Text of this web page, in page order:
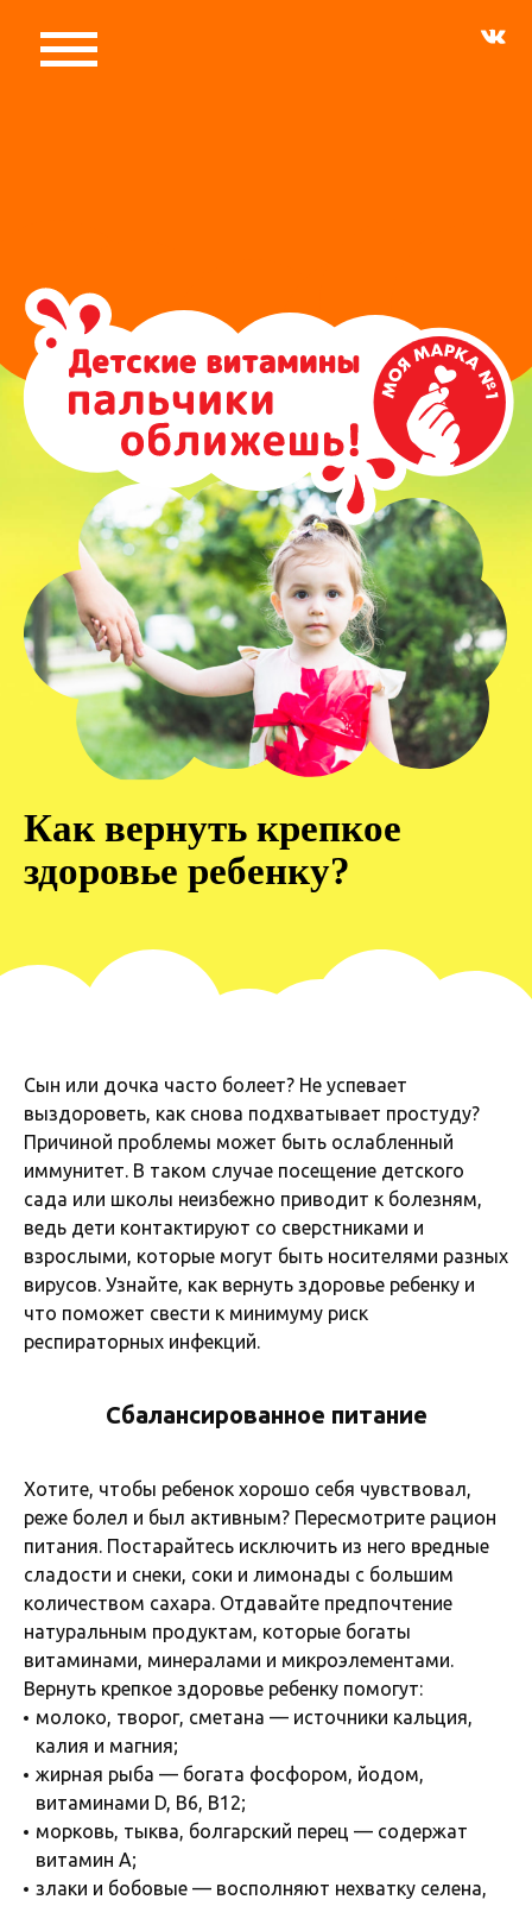
Как вернуть крепкое
здоровье ребенку?
Сын или дочка часто болеет? Не успевает
выздороветь, как снова подхватывает простуду?
Причиной проблемы может быть ослабленный
иммунитет. В таком случае посещение детского
сада или школы неизбежно приводит к болезням,
ведь дети контактируют со сверстниками и
взрослыми, которые могут быть носителями разных
вирусов. Узнайте, как вернуть здоровье ребенку и
что поможет свести к минимуму риск
респираторных инфекций.
Сбалансированное питание
Хотите, чтобы ребенок хорошо себя чувствовал,
реже болел и был активным? Пересмотрите рацион
питания. Постарайтесь исключить из него вредные
сладости и снеки, соки и лимонады с большим
количеством сахара. Отдавайте предпочтение
натуральным продуктам, которые богаты
витаминами, минералами и микроэлементами.
Вернуть крепкое здоровье ребенку помогут:
молоко, творог, сметана — источники кальция,
калия и магния;
жирная рыба — богата фосфором, йодом,
витаминами D, B6, B12;
морковь, тыква, болгарский перец — содержат
витамин A;
злаки и бобовые — восполняют нехватку селена,